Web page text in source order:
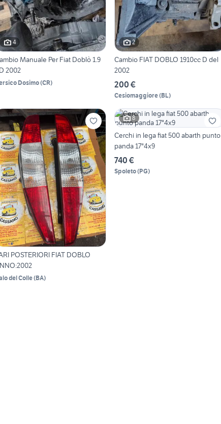
4
Manuale Per Fiat Doblò 1.9
2002
Dosimo(CR)
2
Cambio FIAT DOBLO 1910cc D del
2002
200 €
Cesiomaggiore(BL)
POSTERIORI FIAT DOBLO
del Colle(BA)
8
Cerchi in lega fiat 500 abarth punto
panda 17"4x9
740 €
Spoleto(PG)